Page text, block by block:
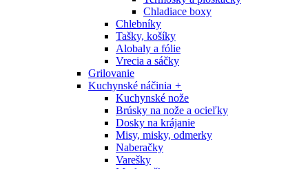
Chladiace boxy
Chlebníky
Tašky, košíky
Alobaly a fólie
Vrecia a sáčky
Grilovanie
Kuchynské náčinia +
Kuchynské nože
Brúsky na nože a ocieľky
Dosky na krájanie
Misy, misky, odmerky
Naberačky
Varešky